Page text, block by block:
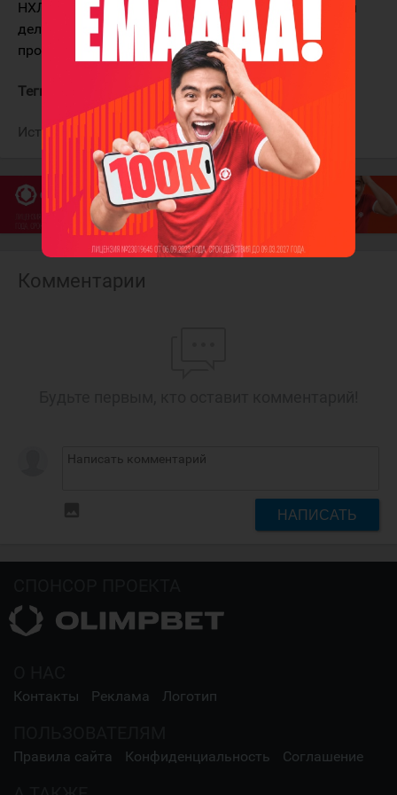
НХЛ заявила, что игроки, фигурирующие в данном
деле, не имеют права выступать в лиге, пока она
проводит анализ решения суда.
Теги: Харт Картер
Источник: Sportskeeda
Комментарии
НАПИСАТЬ
Контакты Реклама Логотип
Правила сайта Конфиденциальность Соглашение